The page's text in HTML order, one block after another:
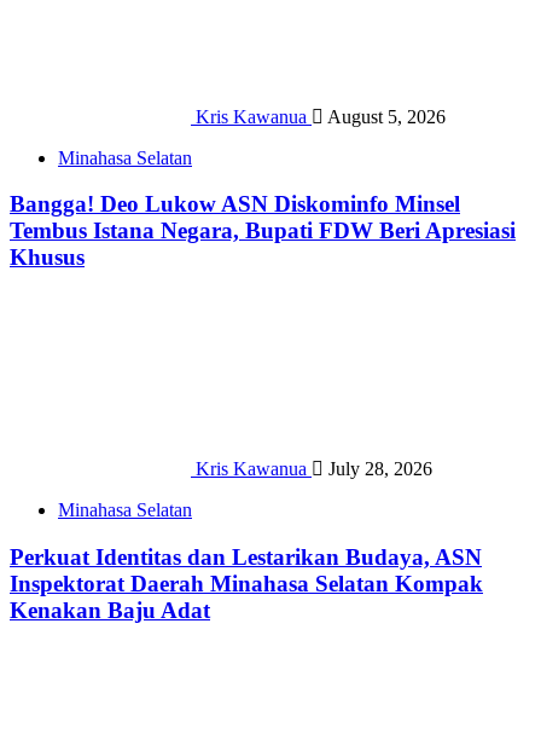
Kris Kawanua
August 5, 2026
Minahasa Selatan
Bangga! Deo Lukow ASN Diskominfo Minsel
Tembus Istana Negara, Bupati FDW Beri Apresiasi
Khusus‎
Kris Kawanua
July 28, 2026
Minahasa Selatan
Perkuat Identitas dan Lestarikan Budaya, ASN
Inspektorat Daerah Minahasa Selatan Kompak
Kenakan Baju Adat